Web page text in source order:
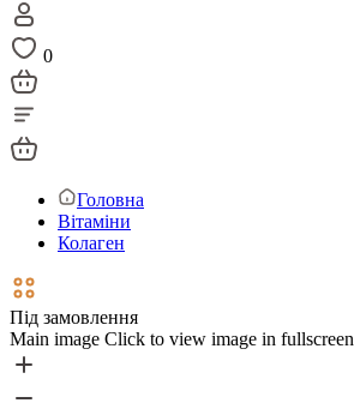
0
Головна
Вітаміни
Колаген
Під замовлення
Main image Click to view image in fullscreen